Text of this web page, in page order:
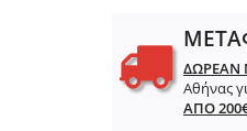
ΔΩΡΕΑΝ
Αθήνας
ΑΠΟ